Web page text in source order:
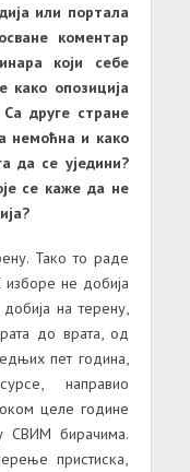
или портала
коментар
који себе
како опозиција
друге стране
немоћна и како
да се уједини?
се каже да не
Тако то раде
не добија
на терену,
до врата, од
пет година,
направио
целе године
СВИМ бирачима.
пристиска,